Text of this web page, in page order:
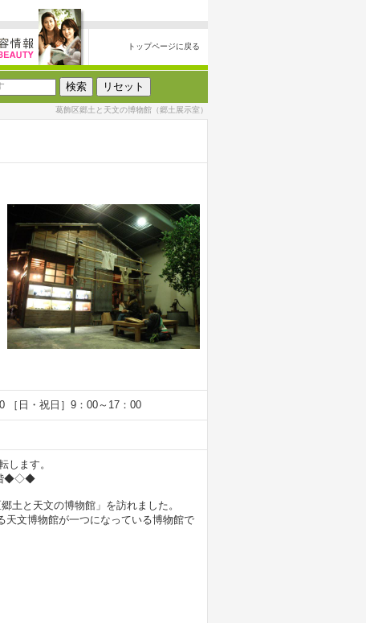
トップページに戻る
葛飾区郷土と天文の博物館（郷土展示室）
［日・祝日］9：00～17：00
します。
階◆◇◆
土と天文の博物館」を訪れました。
天文博物館が一つになっている博物館で